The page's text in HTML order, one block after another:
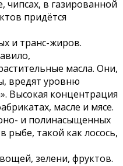
чипсах, в газированной
придётся
и транс-жиров.
масла. Они,
вредят уровню
Высокая концентрация
масле и мясе.
и полинасыщенных
рыбе, такой как лосось,
зелени, фруктов.